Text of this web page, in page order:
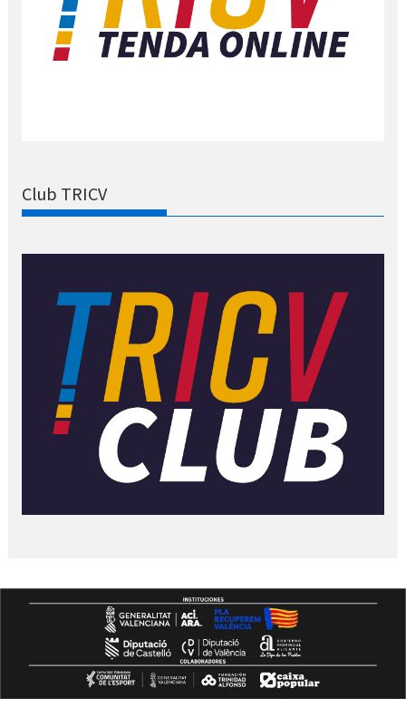
Club TRICV